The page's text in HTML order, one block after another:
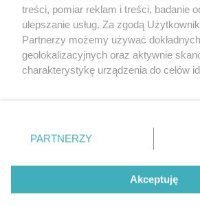
Prywatność Reklama
treści, pomiar reklam i treści, badanie
ulepszanie usług. Za zgodą
Partnerzy możemy używać
geolokalizacyjnych oraz aktywnie
charakterystykę urządzenia do celów
zmienić/wycofać klikając przycisk
znajdujący się w lewym dolnym rogu
użytkownika, ale masz prawo
przetwarzaniu. Preferencje będą miały
PARTNERZY
Akceptuję